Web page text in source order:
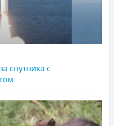
спутника с